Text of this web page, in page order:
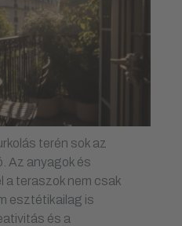
terén sok az
Az anyagok és
a teraszok nem csak
esztétikailag is
és a